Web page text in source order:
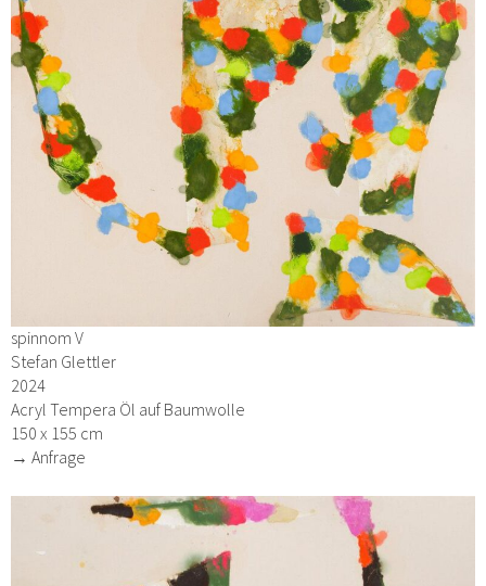
spinnom V
Stefan Glettler
2024
Acryl Tempera Öl auf Baumwolle
150 x 155 cm
→ Anfrage